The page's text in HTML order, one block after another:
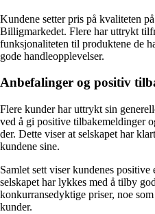
Kundene setter pris på kvaliteten
Billigmarkedet. Flere har uttrykt
funksjonaliteten til produktene de
gode handleopplevelser.
Anbefalinger og positiv
Flere kunder har uttrykt sin
ved å gi positive tilbakemeldinger
der. Dette viser at selskapet har
kundene sine.
Samlet sett viser kundenes
selskapet har lykkes med å tilby
konkurransedyktige priser, noe
kunder.